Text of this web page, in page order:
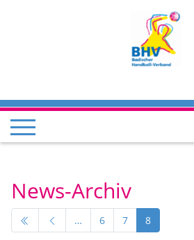
News-Archiv
… 6 7 8